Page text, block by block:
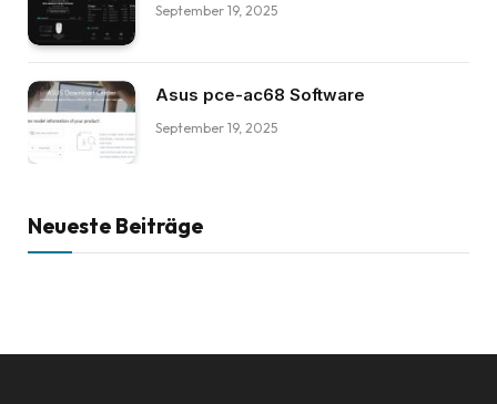
September 19, 2025
Asus pce-ac68 Software
September 19, 2025
Neueste Beiträge